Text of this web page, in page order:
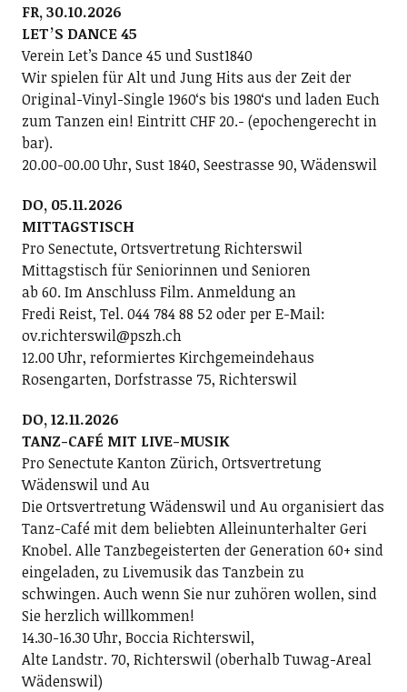
FR, 30.10.2026
LETʼS DANCE 45
Verein Letʼs Dance 45 und Sust1840
Wir spielen für Alt und Jung Hits aus der Zeit der
Original-Vinyl-Single 1960ʻs bis 1980ʻs und laden Euch
zum Tanzen ein! Eintritt CHF 20.- (epochengerecht in
bar).
20.00-00.00 Uhr, Sust 1840, Seestrasse 90, Wädenswil
DO, 05.11.2026
MITTAGSTISCH
Pro Senectute, Ortsvertretung Richterswil
Mittagstisch für Seniorinnen und Senioren
ab 60. Im Anschluss Film. Anmeldung an
Fredi Reist, Tel. 044 784 88 52 oder per E-Mail:
ov.richterswil@pszh.ch
12.00 Uhr, reformiertes Kirchgemeindehaus
Rosengarten, Dorfstrasse 75, Richterswil
DO, 12.11.2026
TANZ-CAFÉ MIT LIVE-MUSIK
Pro Senectute Kanton Zürich, Ortsvertretung
Wädenswil und Au
Die Ortsvertretung Wädenswil und Au organisiert das
Tanz-Café mit dem beliebten Alleinunterhalter Geri
Knobel. Alle Tanzbegeisterten der Generation 60+ sind
eingeladen, zu Livemusik das Tanzbein zu
schwingen. Auch wenn Sie nur zuhören wollen, sind
Sie herzlich willkommen!
14.30-16.30 Uhr, Boccia Richterswil,
Alte Landstr. 70, Richterswil (oberhalb Tuwag-Areal
Wädenswil)